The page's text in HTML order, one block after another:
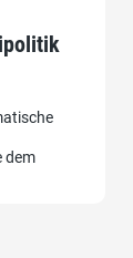
dem